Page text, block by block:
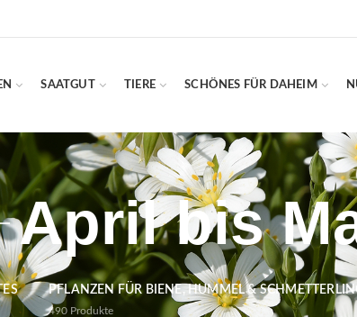
SAATGUT TIERE SCHÖNES FÜR DAHEIM
April bis
PFLANZEN FÜR BIENE, HUMMEL &
490 Produkte